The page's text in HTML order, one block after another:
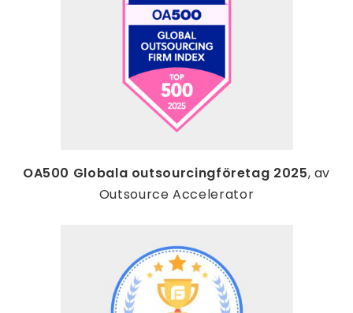
OA500 Globala outsourcingföretag 2025, av
Outsource Accelerator